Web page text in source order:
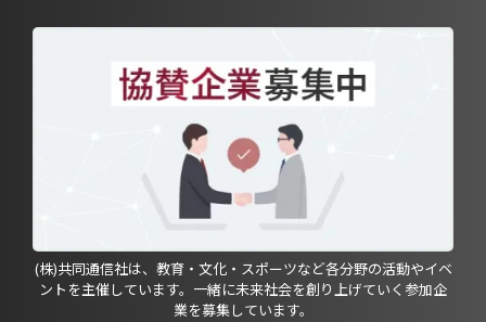
(株)共同通信社は、教育・文化・スポーツなど各分野の活動やイベ
ントを主催しています。一緒に未来社会を創り上げていく参加企
業を募集しています。